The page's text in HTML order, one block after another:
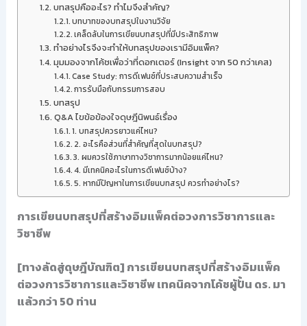
บทสรุปคืออะไร? ทำไมจึงสำคัญ?
บทบาทของบทสรุปในงานวิจัย
เคล็ดลับในการเขียนบทสรุปที่มีประสิทธิภาพ
ทำอย่างไรจึงจะทำให้บทสรุปของเรามีอิมแพ็ค?
มุมมองจากโค้ชเพื่อว่าที่ดอกเตอร์ (Insight จาก 50 กว่าเคส)
Case Study: การดีเฟนซ์ที่ประสบความสำเร็จ
การรับมือกับกรรมการสอบ
บทสรุป
Q&A ไขข้อข้องใจดุษฎีนิพนธ์เรื่อง
1. บทสรุปควรยาวแค่ไหน?
2. อะไรคือส่วนที่สำคัญที่สุดในบทสรุป?
3. ผมควรใช้ภาษาทางวิชาการมากน้อยแค่ไหน?
4. มีเทคนิคอะไรในการดีเฟนซ์บ้าง?
5. หากมีปัญหาในการเขียนบทสรุป ควรทำอย่างไร?
การเขียนบทสรุปที่สร้างอิมแพ็คต่อวงการวิชาการและ
วิชาชีพ
[ทางลัดสู่ดุษฎีบัณฑิต] การเขียนบทสรุปที่สร้างอิมแพ็ค
ต่อวงการวิชาการและวิชาชีพ เทคนิคจากโค้ชผู้ปั้น ดร. มา
แล้วกว่า 50 ท่าน